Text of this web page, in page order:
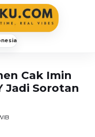
Cak Imin
Jadi Sorotan